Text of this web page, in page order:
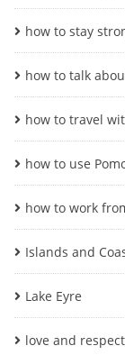
how to stay
how to talk
how to travel
how to use
how to work
Islands and
Lake Eyre
love and